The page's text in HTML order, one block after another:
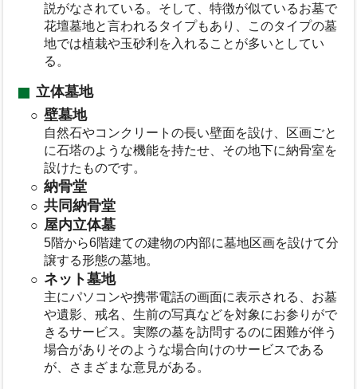
説がなされている。そして、特徴が似ているお墓で
花壇墓地と言われるタイプもあり、このタイプの墓
地では植栽や玉砂利を入れることが多いとしてい
る。
立体墓地
壁墓地
自然石やコンクリートの長い壁面を設け、区画ごと
に石塔のような機能を持たせ、その地下に納骨室を
設けたものです。
納骨堂
共同納骨堂
屋内立体墓
5階から6階建ての建物の内部に墓地区画を設けて分
譲する形態の墓地。
ネット墓地
主にパソコンや携帯電話の画面に表示される、お墓
や遺影、戒名、生前の写真などを対象にお参りがで
きるサービス。実際の墓を訪問するのに困難が伴う
場合がありそのような場合向けのサービスである
が、さまざまな意見がある。